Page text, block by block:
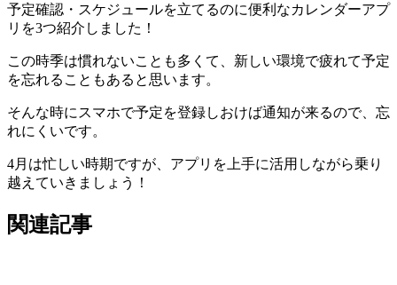
予定確認・スケジュールを立てるのに便利なカレンダーアプ
リを3つ紹介しました！
この時季は慣れないことも多くて、新しい環境で疲れて予定
を忘れることもあると思います。
そんな時にスマホで予定を登録しおけば通知が来るので、忘
れにくいです。
4月は忙しい時期ですが、アプリを上手に活用しながら乗り
越えていきましょう！
関連記事